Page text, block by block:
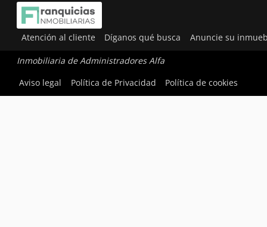
Atención al cliente Díganos qué busca Anuncie su
Inmobiliaria de Administradores Alfa
Aviso legal
Política de Privacidad Política de cookies